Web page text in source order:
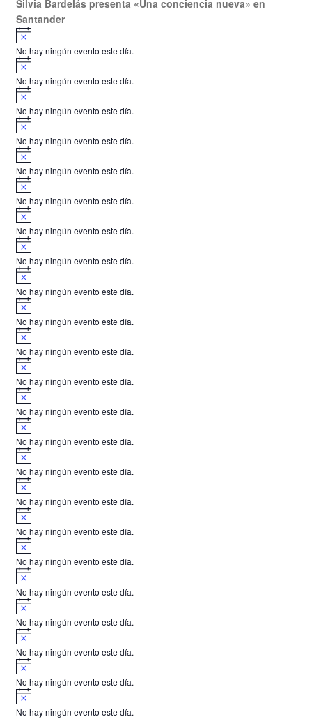
Silvia Bardelás presenta «Una conciencia nueva» en
Santander
A
v
i
s
o
No hay ningún evento este día.
A
v
i
s
o
No hay ningún evento este día.
A
v
i
s
o
No hay ningún evento este día.
A
v
i
s
o
No hay ningún evento este día.
A
v
i
s
o
No hay ningún evento este día.
A
v
i
s
o
No hay ningún evento este día.
A
v
i
s
o
No hay ningún evento este día.
A
v
i
s
o
No hay ningún evento este día.
A
v
i
s
o
No hay ningún evento este día.
A
v
i
s
o
No hay ningún evento este día.
A
v
i
s
o
No hay ningún evento este día.
A
v
i
s
o
No hay ningún evento este día.
A
v
i
s
o
No hay ningún evento este día.
A
v
i
s
o
No hay ningún evento este día.
A
v
i
s
o
No hay ningún evento este día.
A
v
i
s
o
No hay ningún evento este día.
A
v
i
s
o
No hay ningún evento este día.
A
v
i
s
o
No hay ningún evento este día.
A
v
i
s
o
No hay ningún evento este día.
A
v
i
s
o
No hay ningún evento este día.
A
v
i
s
o
No hay ningún evento este día.
A
v
i
s
o
No hay ningún evento este día.
A
v
i
No hay ningún evento este día.